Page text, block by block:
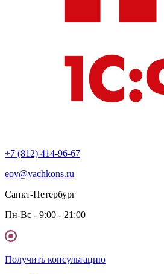
+7 (812) 414-96-67
eov@vachkons.ru
Санкт-Петербург
Пн-Вс - 9:00 - 21:00
Получить консультацию